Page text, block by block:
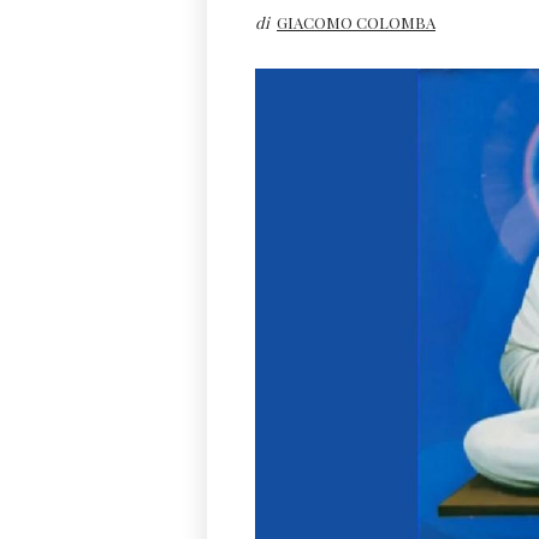
di GIACOMO COLOMBA